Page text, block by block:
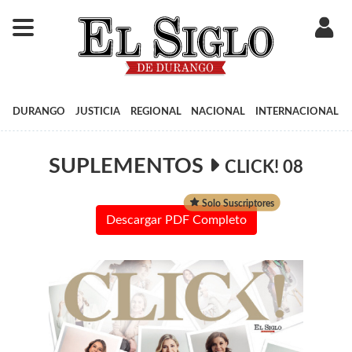
DURANGO JUSTICIA REGIONAL NACIONAL INTERNACIONAL
SUPLEMENTOS CLICK! 08
Descargar PDF Completo
Solo Suscriptores